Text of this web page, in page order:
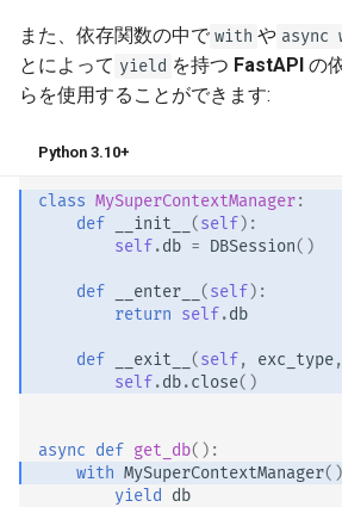
また、依存関数の中で with や async
とによって yield を持つ FastAPI の
らを使用することができます:
Python 3.10+
class MySuperContextManager:
def
__init__ (self):
self.db = DBSession()
def __enter__ (self):
return self.db
def __exit__ (self, exc_type,
self.db.close()
async def get_db():
with MySuperContextManager()
yield
db